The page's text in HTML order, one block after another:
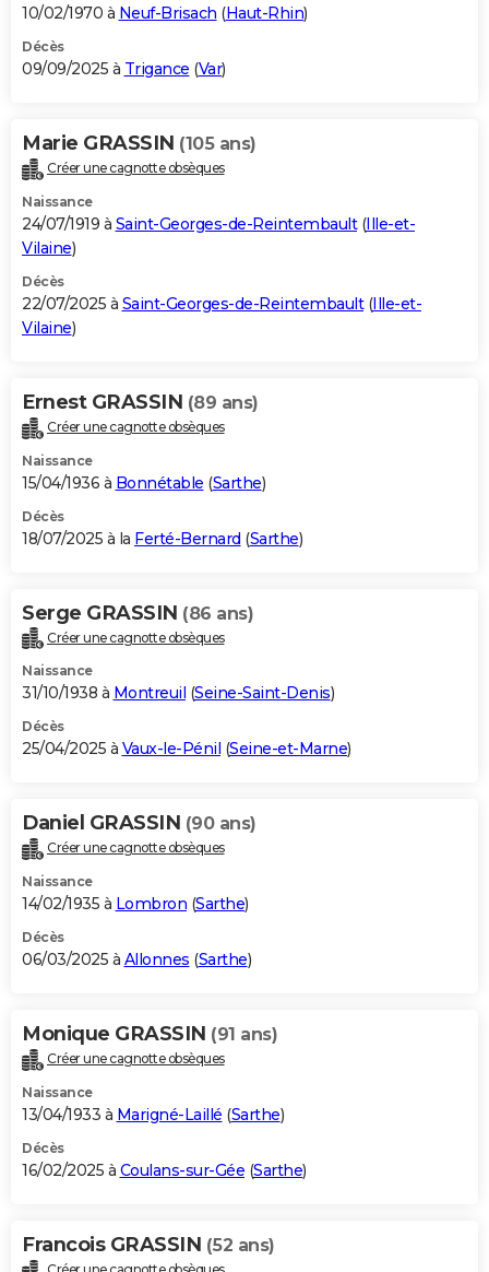
10/02/1970 à Neuf-Brisach (Haut-Rhin)
Décès
09/09/2025 à Trigance (Var)
Marie GRASSIN (105 ans)
Créer une cagnotte obsèques
Naissance
24/07/1919 à Saint-Georges-de-Reintembault(Ille-et-
Vilaine)
Décès
22/07/2025 à Saint-Georges-de-Reintembault(Ille-et-
Vilaine)
Ernest GRASSIN (89 ans)
Créer une cagnotte obsèques
Naissance
15/04/1936 à Bonnétable (Sarthe)
Décès
18/07/2025 à la Ferté-Bernard (Sarthe)
Serge GRASSIN (86 ans)
Créer une cagnotte obsèques
Naissance
31/10/1938 à Montreuil (Seine-Saint-Denis)
Décès
25/04/2025 à Vaux-le-Pénil (Seine-et-Marne)
Daniel GRASSIN (90 ans)
Créer une cagnotte obsèques
Naissance
14/02/1935 à Lombron (Sarthe)
Décès
06/03/2025 à Allonnes (Sarthe)
Monique GRASSIN (91 ans)
Créer une cagnotte obsèques
Naissance
13/04/1933 à Marigné-Laillé (Sarthe)
Décès
16/02/2025 à Coulans-sur-Gée (Sarthe)
Francois GRASSIN (52 ans)